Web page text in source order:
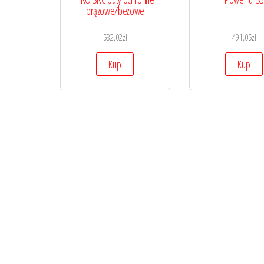
brązowe/beżowe
532,02zł
Kup
491,05zł
Kup